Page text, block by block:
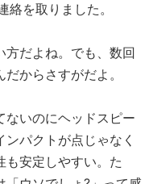
を取りました。
だよね。でも、数回
からさすがだよ。
いのにヘッドスピー
パクトが点じゃなく
も安定しやすい。た